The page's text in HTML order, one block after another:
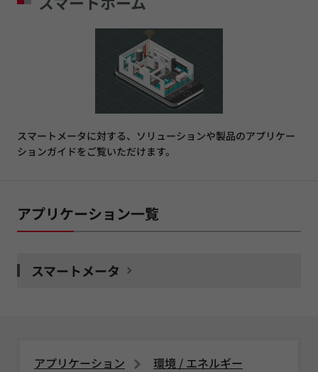
スマートメータに対する、ソリューションや製品のアプリケー
ションガイドをご覧いただけます。
アプリケーション一覧
スマートメータ
アプリケーション 環境 / エネルギー